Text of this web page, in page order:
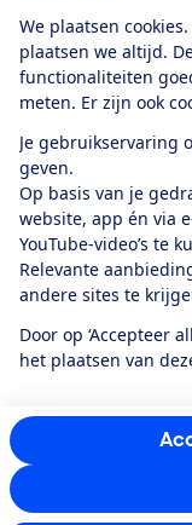
We plaatsen
plaatsen we altijd.
functionaliteiten
meten. Er zijn ook
Je gebruikservaring
geven.
Op basis van je
website, app én via
YouTube-video’s te
Relevante
andere sites te
Door op ‘Accepteer
het plaatsen van
Algemene
Cookiebeleid
12.901consumenten